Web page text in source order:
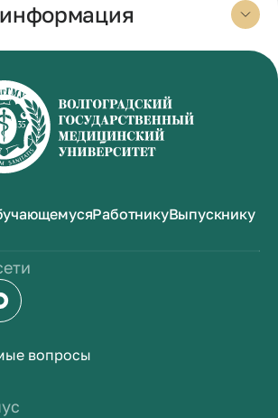
РаботникуВыпускнику
вопросы